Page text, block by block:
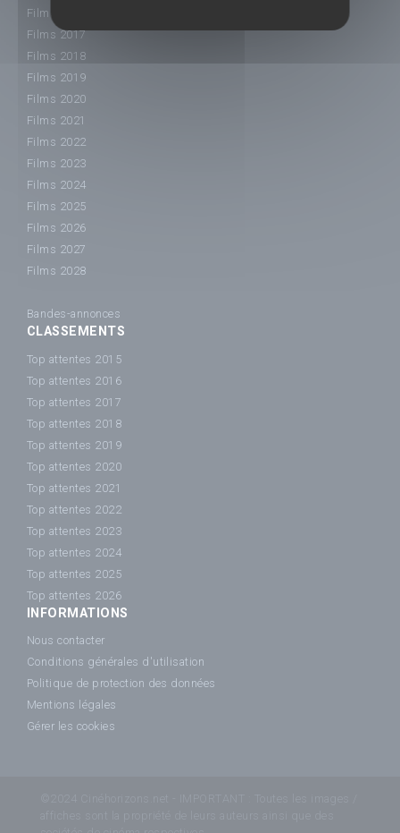
Films 2016
Films 2017
Films 2018
Films 2019
Films 2020
Films 2021
Films 2022
Films 2023
Films 2024
Films 2025
Films 2026
Films 2027
Films 2028
Bandes-annonces
CLASSEMENTS
Top attentes 2015
Top attentes 2016
Top attentes 2017
Top attentes 2018
Top attentes 2019
Top attentes 2020
Top attentes 2021
Top attentes 2022
Top attentes 2023
Top attentes 2024
Top attentes 2025
Top attentes 2026
INFORMATIONS
Nous contacter
Conditions générales d'utilisation
Politique de protection des données
Mentions légales
Gérer les cookies